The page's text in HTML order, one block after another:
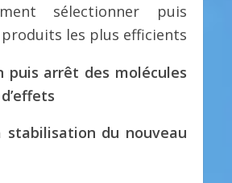
sélectionner puis
les plus efficients
puis arrêt des molécules
stabilisation du nouveau